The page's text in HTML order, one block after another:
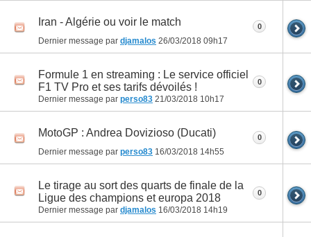
Iran - Algérie ou voir le match
Dernier message par djamalos 26/03/2018 09h17
0
Formule 1 en streaming : Le service officiel
F1 TV Pro et ses tarifs dévoilés !
Dernier message par perso83 21/03/2018 10h17
0
MotoGP : Andrea Dovizioso (Ducati)
Dernier message par perso83 16/03/2018 14h55
0
Le tirage au sort des quarts de finale de la
Ligue des champions et europa 2018
Dernier message par djamalos 16/03/2018 14h19
0